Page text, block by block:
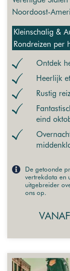
Noordoost-
Kleinschalig &
Rondreizen per
Ontdek
Heerlijk
Rustig
eind
De getoonde
vertrekdata en
uitgebreider
ons op.